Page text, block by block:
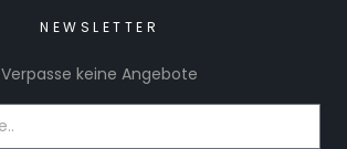
NEWSLETTER
Verpasse keine Angebote